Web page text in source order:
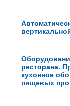
ресторана.
кухонное
пищевых